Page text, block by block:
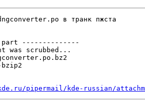
в транк пжста
--------------
was scrubbed...
pipermail/kde-russian/